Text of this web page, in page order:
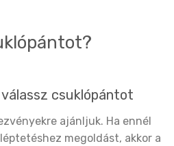
csuklópántot
ajánljuk. Ha ennél
megoldást, akkor a